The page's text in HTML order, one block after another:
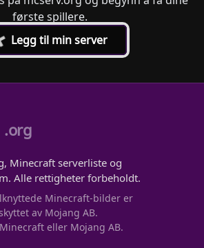
første spillere.
Legg til min server
.org
Minecraft serverliste og
Alle rettigheter forbeholdt.
Minecraft-bilder er
av Mojang AB.
eller Mojang AB.